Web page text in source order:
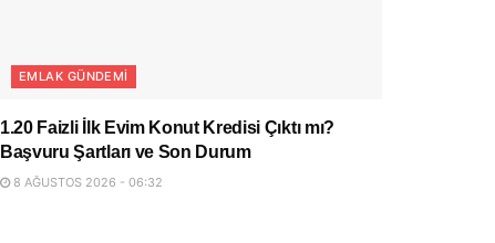
EMLAK GÜNDEMI
1.20 Faizli İlk Evim Konut Kredisi Çıktı mı?
Başvuru Şartları ve Son Durum
8 AĞUSTOS 2026 - 06:32